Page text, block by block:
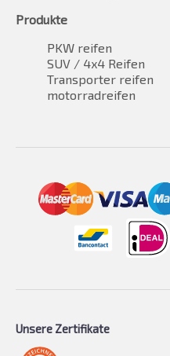
Produkte
PKW reifen
SUV / 4x4 Reifen
Transporter reifen
motorradreifen
Unsere Zertifikate